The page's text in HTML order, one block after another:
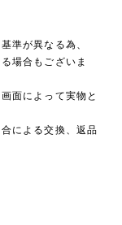
準が異なる為、
場合もございま
面によって実物と
による交換、返品